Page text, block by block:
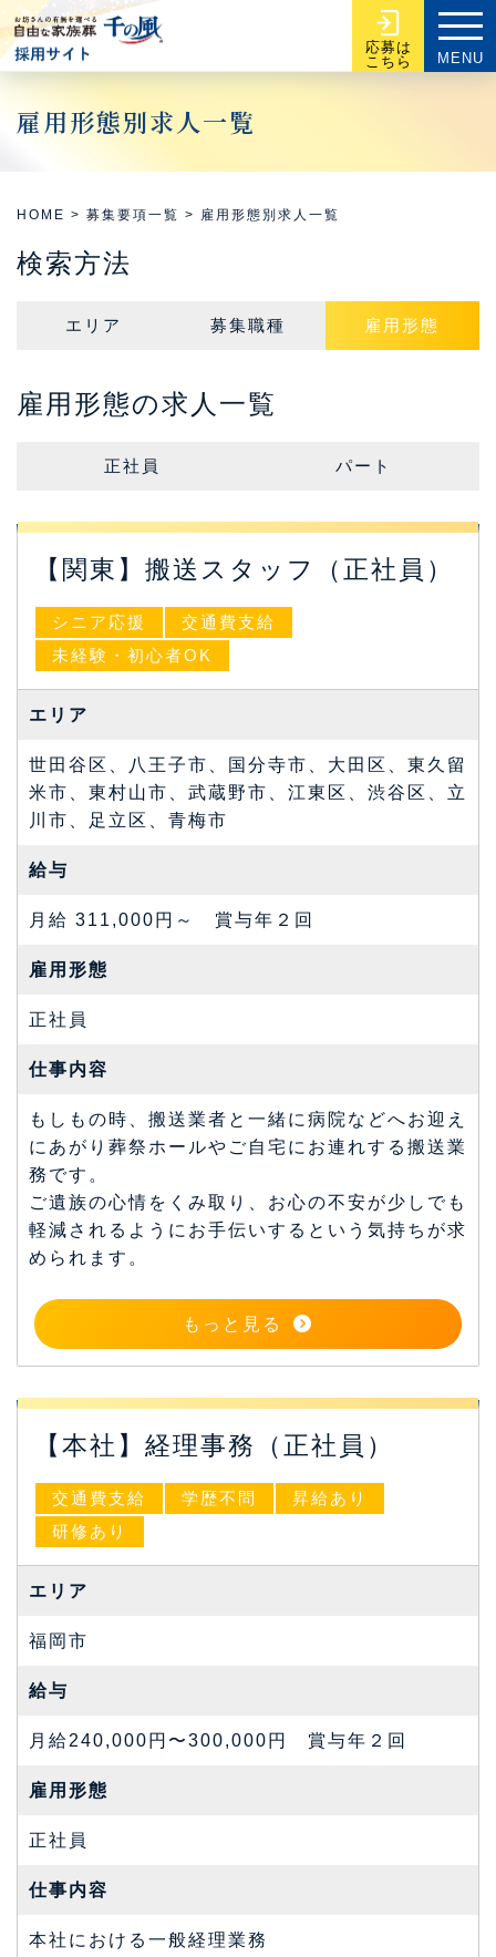
応募は
こちら
MENU
雇用形態別求人一覧
HOME > 募集要項一覧 > 雇用形態別求人一覧
検索方法
エリア 募集職種 雇用形態
雇用形態の求人一覧
正社員 パート
【関東】搬送スタッフ（正社員）
シニア応援
交通費支給
未経験・初心者OK
エリア
世田谷区、八王子市、国分寺市、大田区、東久留
米市、東村山市、武蔵野市、江東区、渋谷区、立
川市、足立区、青梅市
給与
月給 311,000円～ 賞与年２回
雇⽤形態
正社員
仕事内容
もしもの時、搬送業者と一緒に病院などへお迎え
にあがり葬祭ホールやご自宅にお連れする搬送業
務です。
ご遺族の心情をくみ取り、お心の不安が少しでも
軽減されるようにお手伝いするという気持ちが求
められます。
もっと見る
【本社】経理事務（正社員）
交通費支給 学歴不問
昇給あり
研修あり
エリア
福岡市
給与
月給240,000円〜300,000円 賞与年２回
雇⽤形態
正社員
仕事内容
本社における一般経理業務